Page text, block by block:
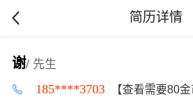
简历详情
谢/ 先生
185****3703 【查看需要80金